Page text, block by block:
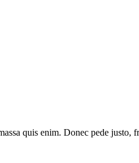
quis enim. Donec pede